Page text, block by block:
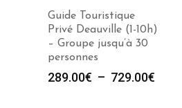
Guide Touristique
Privé Deauville (1-10h)
– Groupe jusqu’à 30
personnes
289.00€ – 729.00€